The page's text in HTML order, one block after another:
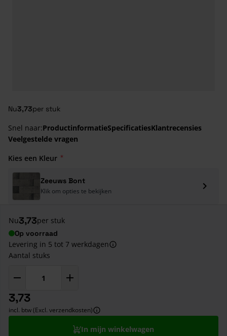
Nu3,73per stuk
Snel naar:ProductinformatieSpecificatiesKlantrecensies
Veelgestelde vragen
Kies een Kleur
Zeeuws Bont
Klik om opties te bekijken
Nu3,73per stuk
Op voorraad
Levering in 5 tot 7 werkdagen
Aantal stuks
3,73
incl. btw (Excl. verzendkosten)
In mijn winkelwagen